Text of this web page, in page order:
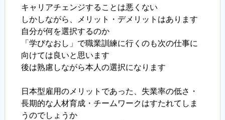
キャリアチェンジすることは悪くない
しかしながら、メリット・デメリットはあります
自分が何を選択するのか
「学びなおし」で職業訓練に行くのも次の仕事に
向けては良いと思います
後は熟慮しながら本人の選択になります
日本型雇用のメリットであった、失業率の低さ・
長期的な人材育成・チームワークはすたれてしま
うのでしょうか